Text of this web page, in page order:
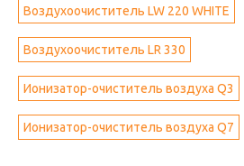
Воздухоочиститель LW 220 WHITE
Воздухоочиститель LR 330
Ионизатор-очиститель воздуха Q3
Ионизатор-очиститель воздуха Q7